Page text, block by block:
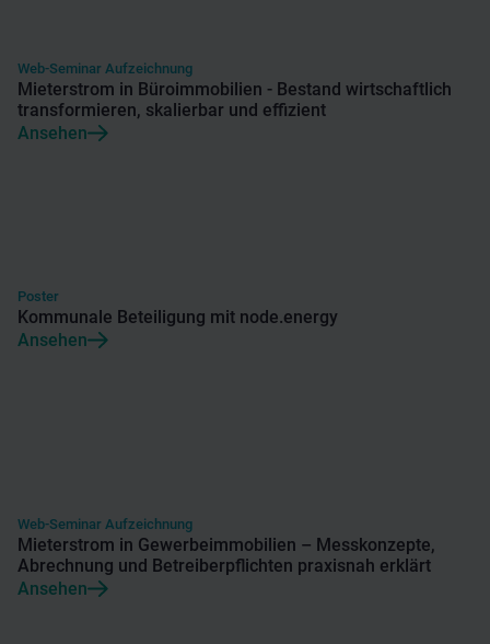
Web-Seminar Aufzeichnung
Mieterstrom in Büroimmobilien - Bestand wirtschaftlich
transformieren, skalierbar und effizient
Ansehen
Poster
Kommunale Beteiligung mit node.energy
Ansehen
Web-Seminar Aufzeichnung
Mieterstrom in Gewerbeimmobilien – Messkonzepte,
Abrechnung und Betreiberpflichten praxisnah erklärt
Ansehen